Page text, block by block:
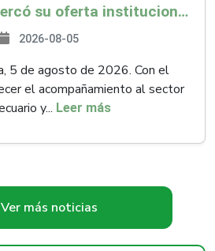
ICA Risaralda acercó su oferta institucional a productores y emprendedores en Expocamello
2026-08-05
5 de agosto de 2026. Con el
el acompañamiento al sector
y... Leer más
Ver más noticias